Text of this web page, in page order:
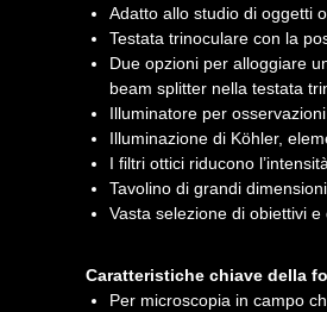
Adatto allo studio di oggetti
Testata trinoculare con la
Due opzioni per alloggiare
beam splitter nella testata
Illuminatore per
Illuminazione di Köhler,
I filtri ottici riducono
Tavolino di grandi
Vasta selezione di obiettivi
Caratteristiche chiave della
Per microscopia in campo